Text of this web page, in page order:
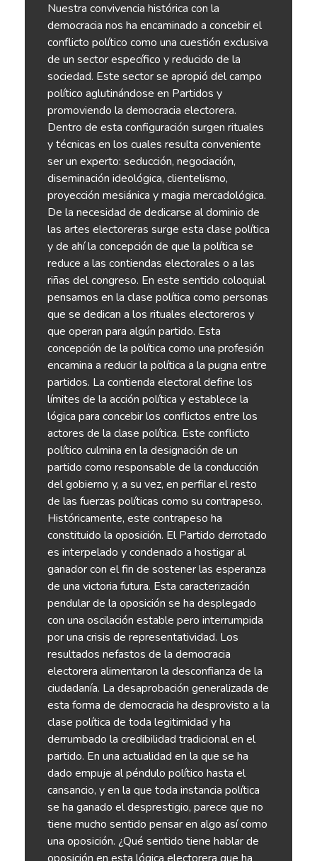
Nuestra convivencia histórica con la
democracia nos ha encaminado a concebir el
conflicto político como una cuestión exclusiva
de un sector específico y reducido de la
sociedad. Este sector se apropió del campo
político aglutinándose en Partidos y
promoviendo la democracia electorera.
Dentro de esta configuración surgen rituales
y técnicas en los cuales resulta conveniente
ser un experto: seducción, negociación,
diseminación ideológica, clientelismo,
proyección mesiánica y magia mercadológica.
De la necesidad de dedicarse al dominio de
las artes electoreras surge esta clase política
y de ahí la concepción de que la política se
reduce a las contiendas electorales o a las
riñas del congreso. En este sentido coloquial
pensamos en la clase política como personas
que se dedican a los rituales electoreros y
que operan para algún partido. Esta
concepción de la política como una profesión
encamina a reducir la política a la pugna entre
partidos. La contienda electoral define los
límites de la acción política y establece la
lógica para concebir los conflictos entre los
actores de la clase política. Este conflicto
político culmina en la designación de un
partido como responsable de la conducción
del gobierno y, a su vez, en perfilar el resto
de las fuerzas políticas como su contrapeso.
Históricamente, este contrapeso ha
constituido la oposición. El Partido derrotado
es interpelado y condenado a hostigar al
ganador con el fin de sostener las esperanza
de una victoria futura. Esta caracterización
pendular de la oposición se ha desplegado
con una oscilación estable pero interrumpida
por una crisis de representatividad. Los
resultados nefastos de la democracia
electorera alimentaron la desconfianza de la
ciudadanía. La desaprobación generalizada de
esta forma de democracia ha desprovisto a la
clase política de toda legitimidad y ha
derrumbado la credibilidad tradicional en el
partido. En una actualidad en la que se ha
dado empuje al péndulo político hasta el
cansancio, y en la que toda instancia política
se ha ganado el desprestigio, parece que no
tiene mucho sentido pensar en algo así como
una oposición. ¿Qué sentido tiene hablar de